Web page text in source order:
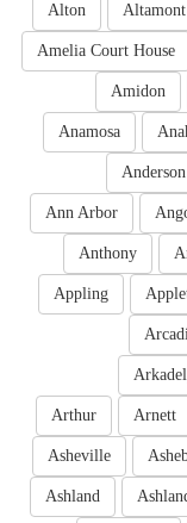
Altamont
Alton
Amelia Court House
Amidon
Anamosa
Anderson
Ann Arbor
Anthony
Appling
Arnett
Arthur
Asheville
Ashland